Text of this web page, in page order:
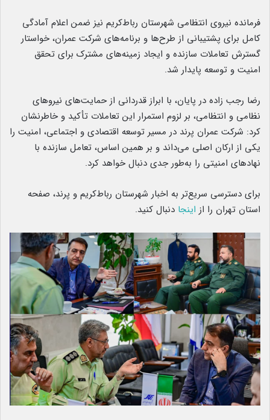
فرمانده نیروی انتظامی شهرستان رباط‌کریم نیز ضمن اعلام آمادگی
کامل برای پشتیبانی از طرح‌ها و برنامه‌های شرکت عمران، خواستار
گسترش تعاملات سازنده و ایجاد زمینه‌های مشترک برای تحقق
امنیت و توسعه پایدار شد.
رضا رجب زاده در پایان، با ابراز قدردانی از حمایت‌های نیروهای
نظامی و انتظامی، بر لزوم استمرار این تعاملات تأکید و خاطرنشان
کرد: شرکت عمران پرند در مسیر توسعه اقتصادی و اجتماعی، امنیت را
یکی از ارکان اصلی می‌داند و بر همین اساس، تعامل سازنده با
نهادهای امنیتی را به‌طور جدی دنبال خواهد کرد.
برای دسترسی سریع‌تر به اخبار شهرستان رباط‌کریم و پرند، صفحه
استان تهران را از اینجا دنبال کنید.